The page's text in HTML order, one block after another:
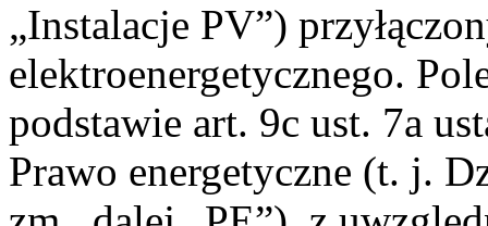
„Instalacje PV”)
elektroenergetycznego.
podstawie art. 9c ust. 7a
Prawo energetyczne (t. j.